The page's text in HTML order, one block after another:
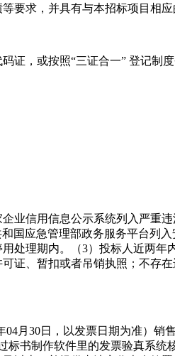
要求，并具有与本招标项目相应
证，或按照“三证合一” 登记制度
业信用信息公示系统列入严重
国应急管理部政务服务平台列入
处理期内。（3）投标人近两年
证、暂扣或者吊销执照；不存
04月30日，以发票日期为准）销
书制作软件里的发票验真系统